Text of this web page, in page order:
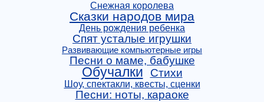
Снежная королева
Сказки народов мира
День рождения ребенка
Спят усталые игрушки
Развивающие компьютерные игры
Песни о маме, бабушке
Обучалки Стихи
Шоу, спектакли, квесты, сценки
Песни: ноты, караоке